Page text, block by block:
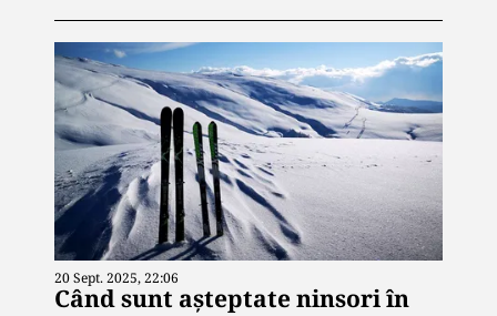
20 Sept. 2025, 22:06
Când sunt așteptate ninsori în